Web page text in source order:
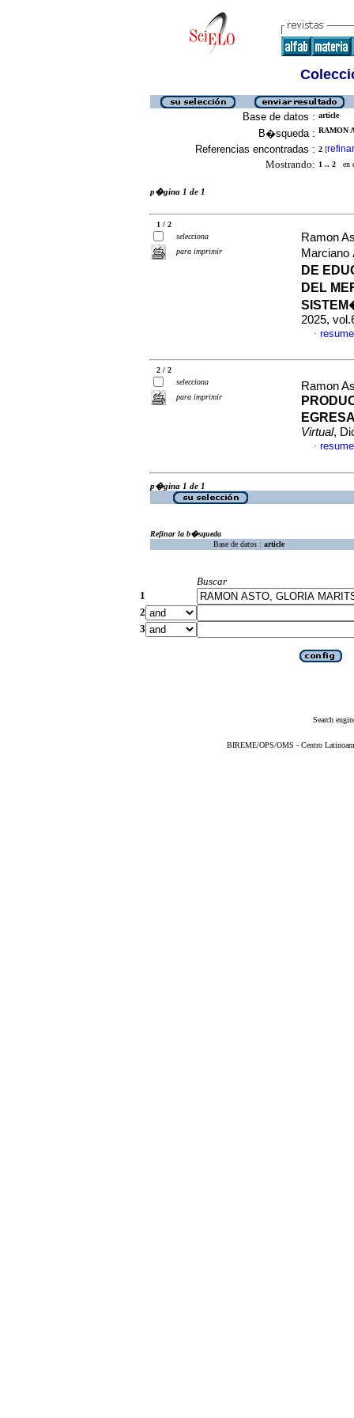
Base de datos : article
B�squeda : RAMON
Referencias encontradas : 2 [refinar
Mostrando: 1 .. 2 en
p�gina 1 de 1
1 / 2
selecciona
para imprimir
Ramon
Marciano
DE
DEL
2025,
·
2 / 2
selecciona
para imprimir
Ramon
Virtual,
·
p�gina 1 de 1
Refinar la b�squeda
Base de datos : article
Buscar
1
2
3
Search
BIREME/OPS/OMS - Centro